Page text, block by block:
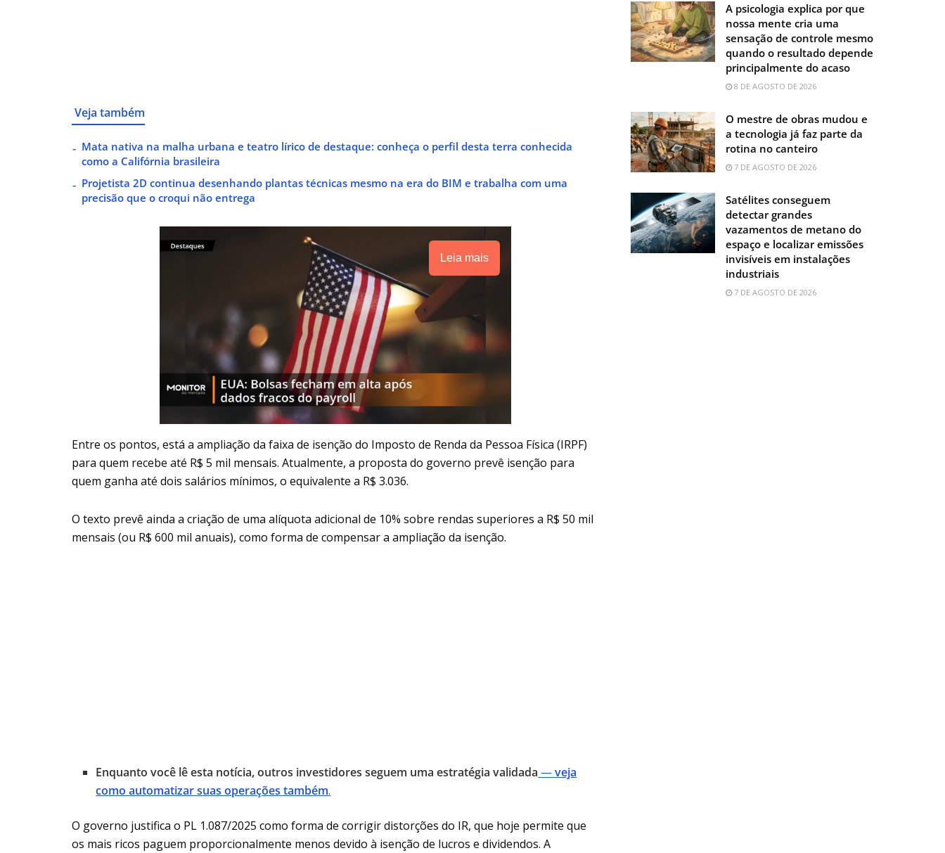
Veja também
Mata nativa na malha urbana e teatro lírico de destaque: conheça o perfil desta terra conhecida
como a Califórnia brasileira
Projetista 2D continua desenhando plantas técnicas mesmo na era do BIM e trabalha com uma
precisão que o croqui não entrega
Leia mais
Entre os pontos, está a ampliação da faixa de isenção do Imposto de Renda da Pessoa Física (IRPF)
para quem recebe até R$ 5 mil mensais. Atualmente, a proposta do governo prevê isenção para
quem ganha até dois salários mínimos, o equivalente a R$ 3.036.
O texto prevê ainda a criação de uma alíquota adicional de 10% sobre rendas superiores a R$ 50 mil
mensais (ou R$ 600 mil anuais), como forma de compensar a ampliação da isenção.
Enquanto você lê esta notícia, outros investidores seguem uma estratégia validada —veja
como automatizar suas operações também.
O governo justifica o PL 1.087/2025 como forma de corrigir distorções do IR, que hoje permite que
os mais ricos paguem proporcionalmente menos devido à isenção de lucros e dividendos. A
A psicologia explica por que
nossa mente cria uma
sensação de controle mesmo
quando o resultado depende
principalmente do acaso
8 DE AGOSTO DE 2026
O mestre de obras mudou e
a tecnologia já faz parte da
rotina no canteiro
7 DE AGOSTO DE 2026
Satélites conseguem
detectar grandes
vazamentos de metano do
espaço e localizar emissões
invisíveis em instalações
industriais
7 DE AGOSTO DE 2026